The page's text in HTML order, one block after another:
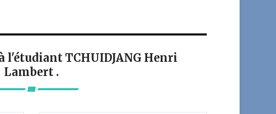
l'étudiant TCHUIDJANG Henri
Lambert .